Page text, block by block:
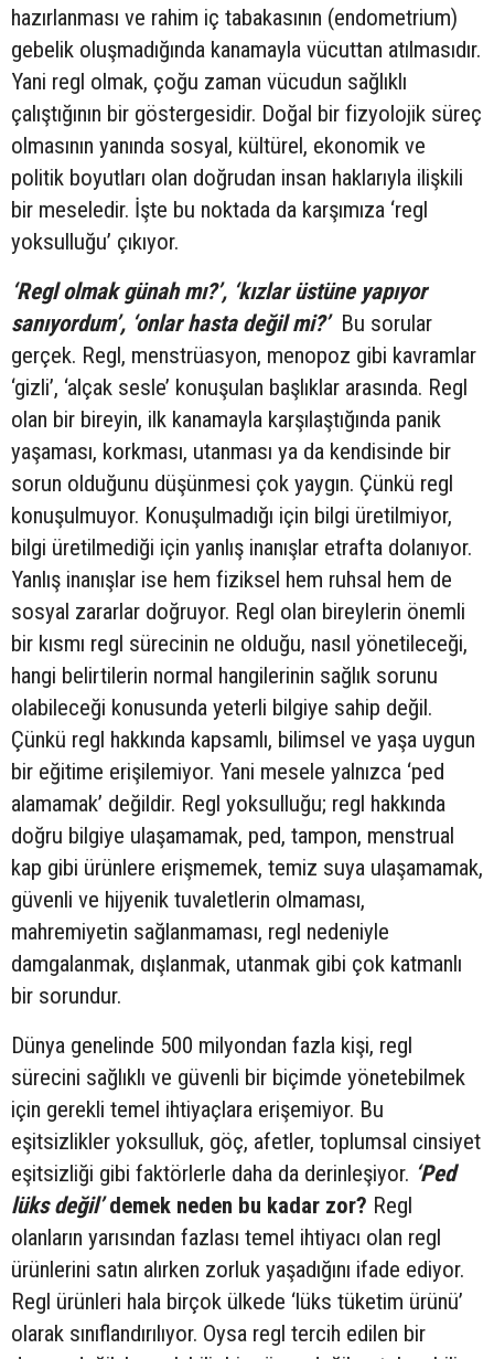
hazırlanması ve rahim iç tabakasının (endometrium)
gebelik oluşmadığında kanamayla vücuttan atılmasıdır.
Yani regl olmak, çoğu zaman vücudun sağlıklı
çalıştığının bir göstergesidir. Doğal bir fizyolojik süreç
olmasının yanında sosyal, kültürel, ekonomik ve
politik boyutları olan doğrudan insan haklarıyla ilişkili
bir meseledir. İşte bu noktada da karşımıza ‘regl
yoksulluğu’ çıkıyor.
‘Regl olmak günah mı?’, ‘kızlar üstüne yapıyor
sanıyordum’, ‘onlar hasta değil mi?’ Bu sorular
gerçek. Regl, menstrüasyon, menopoz gibi kavramlar
‘gizli’, ‘alçak sesle’ konuşulan başlıklar arasında. Regl
olan bir bireyin, ilk kanamayla karşılaştığında panik
yaşaması, korkması, utanması ya da kendisinde bir
sorun olduğunu düşünmesi çok yaygın. Çünkü regl
konuşulmuyor. Konuşulmadığı için bilgi üretilmiyor,
bilgi üretilmediği için yanlış inanışlar etrafta dolanıyor.
Yanlış inanışlar ise hem fiziksel hem ruhsal hem de
sosyal zararlar doğruyor. Regl olan bireylerin önemli
bir kısmı regl sürecinin ne olduğu, nasıl yönetileceği,
hangi belirtilerin normal hangilerinin sağlık sorunu
olabileceği konusunda yeterli bilgiye sahip değil.
Çünkü regl hakkında kapsamlı, bilimsel ve yaşa uygun
bir eğitime erişilemiyor. Yani mesele yalnızca ‘ped
alamamak’ değildir. Regl yoksulluğu; regl hakkında
doğru bilgiye ulaşamamak, ped, tampon, menstrual
kap gibi ürünlere erişmemek, temiz suya ulaşamamak,
güvenli ve hijyenik tuvaletlerin olmaması,
mahremiyetin sağlanmaması, regl nedeniyle
damgalanmak, dışlanmak, utanmak gibi çok katmanlı
bir sorundur.
Dünya genelinde 500 milyondan fazla kişi, regl
sürecini sağlıklı ve güvenli bir biçimde yönetebilmek
için gerekli temel ihtiyaçlara erişemiyor. Bu
eşitsizlikler yoksulluk, göç, afetler, toplumsal cinsiyet
eşitsizliği gibi faktörlerle daha da derinleşiyor. ‘Ped
lüks değil’demek neden bu kadar zor? Regl
olanların yarısından fazlası temel ihtiyacı olan regl
ürünlerini satın alırken zorluk yaşadığını ifade ediyor.
Regl ürünleri hala birçok ülkede ‘lüks tüketim ürünü’
olarak sınıflandırılıyor. Oysa regl tercih edilen bir